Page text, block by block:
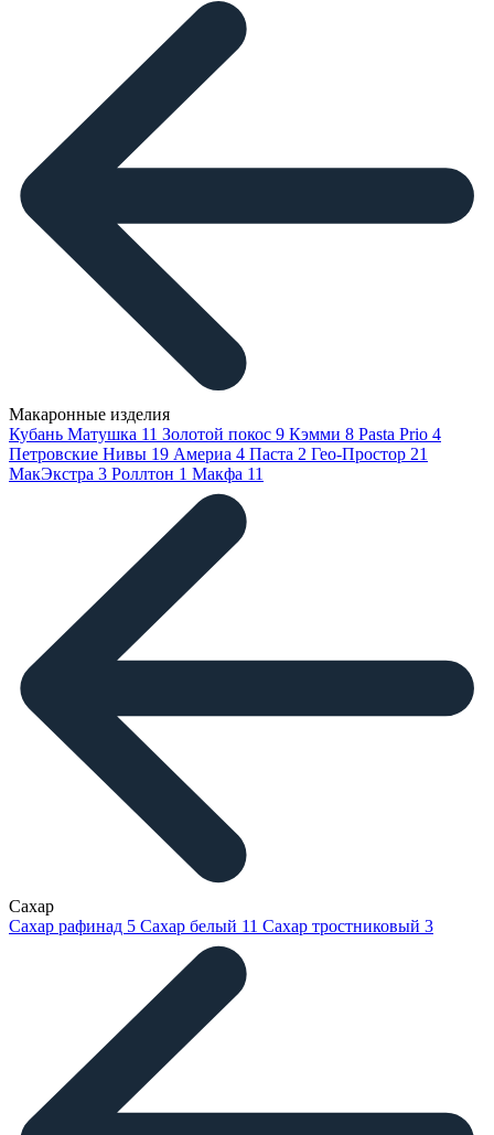
Макаронные изделия
Кубань Матушка 11 Золотой покос 9 Кэмми 8 Pasta Prio 4
Петровские Нивы 19 Америа 4 Паста 2 Гео-Простор 21
МакЭкстра 3 Роллтон 1 Макфа 11
Сахар
Сахар рафинад 5 Сахар белый 11 Сахар тростниковый 3